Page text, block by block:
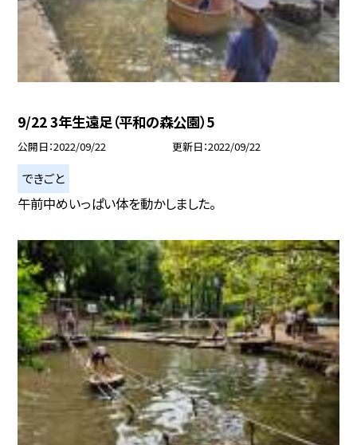
9/22 3年生遠足（平和の森公園）5
公開日 2022/09/22 更新日 2022/09/22
できごと
午前中めいっぱい体を動かしました。